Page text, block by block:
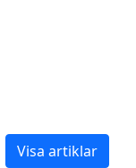
Visa artiklar